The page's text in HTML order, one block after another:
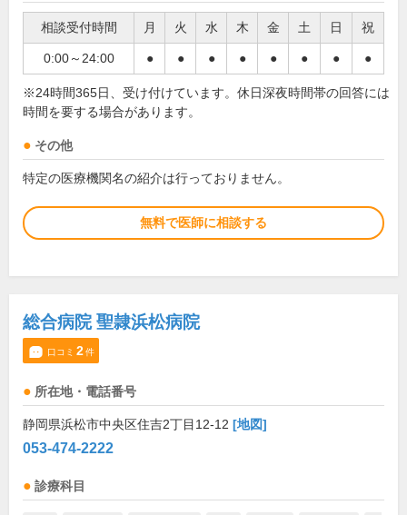
相談受付時間 月 火 水 木 金 土 日 祝
0:00～24:00 ● ● ● ● ● ● ● ●
※24時間365日、受け付けています。休日深夜時間帯の回答には
時間を要する場合があります。
その他
特定の医療機関名の紹介は行っておりません。
無料で医師に相談する
総合病院 聖隷浜松病院
口コミ 2件
所在地・電話番号
静岡県浜松市中央区住吉2丁目12-12 [地図]
053-474-2222
診療科目